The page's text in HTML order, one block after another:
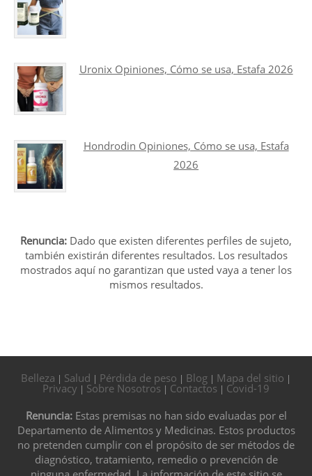
Uronix Opiniones, Cómo se usa, Estafa 2026
Hondrodin Opiniones, Cómo se usa, Estafa
2026
Renuncia: Dado que existen diferentes perfiles de sujeto,
también existirán diferentes resultados. Los resultados
mostrados aquí no garantizan que usted vaya a tener los
mismos resultados.
Belleza | Salud | Pérdida de peso | Blog | Mapa del sitio |
Privacy | Sobre Nosotros | Contactos | Covid-19
Renuncia:Estas premisas no han sido evaluadas por el
Departamento de Alimentos y Medicinas. Estos productos
no pretenden cumplir con el propósito de ser métodos de
diagnóstico, tratamiento, remedio o prevención de